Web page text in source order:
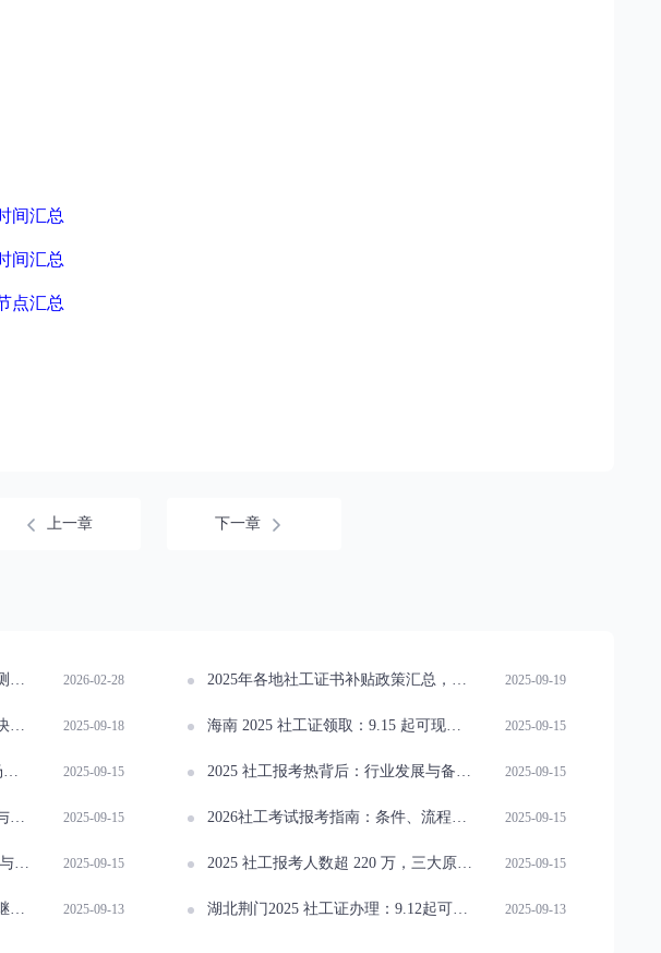
间汇总
间汇总
点汇总
上一章 下一章
2026-02-28 2025年各地社工证书补贴政策汇总，详情速看！ 2025-09-19
2025-09-18 海南 2025 社工证领取：9.15 起可现场或邮寄申领！ 2025-09-15
2025-09-15 2025 社工报考热背后：行业发展与备考建议！ 2025-09-15
2025-09-15 2026社工考试报考指南：条件、流程与注意事项 2025-09-15
！ 2025-09-15 2025 社工报考人数超 220 万，三大原因解析！ 2025-09-15
2025-09-13 湖北荆门2025 社工证办理：9.12起可现场或网上申领 2025-09-13